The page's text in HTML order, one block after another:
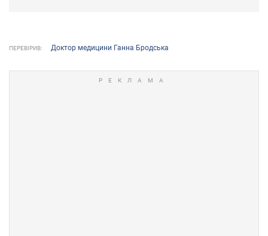
ПЕРЕВІРИВ: Доктор медицини Ганна Бродська